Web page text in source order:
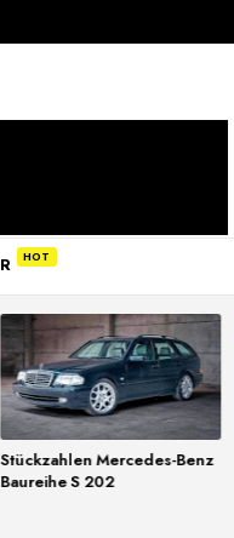
Stückzahlen Mercedes-Benz
Baureihe S 202